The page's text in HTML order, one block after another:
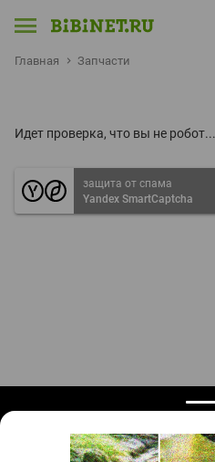
Главная Запчасти
Идет проверка, что вы не робот...
защита от спама
Yandex SmartCaptcha